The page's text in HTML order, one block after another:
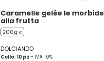
Caramelle gelée le morbide
alla frutta
200g ℮
DOLCIANDO
Collo: 10 pz - IVA 10%